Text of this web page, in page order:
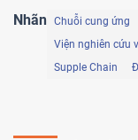
Nhãn Chuỗi cung ứng
Viện nghiên cứu
Supple Chain